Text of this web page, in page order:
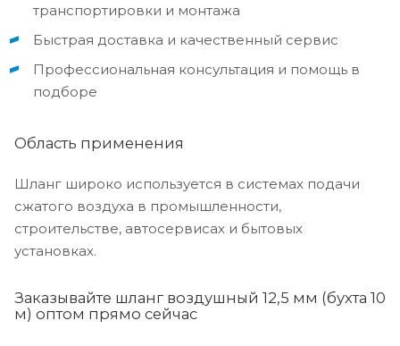
транспортировки и монтажа
Быстрая доставка и качественный сервис
Профессиональная консультация и помощь в
подборе
Область применения
Шланг широко используется в системах подачи
сжатого воздуха в промышленности,
строительстве, автосервисах и бытовых
установках.
Заказывайте шланг воздушный 12,5 мм (бухта 10
м) оптом прямо сейчас